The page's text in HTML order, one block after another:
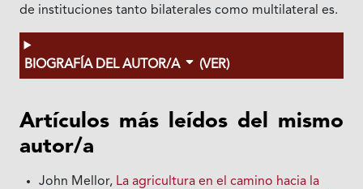
de instituciones tanto bilaterales como multilateral es.
BIOGRAFÍA DEL AUTOR/A (VER)
Artículos más leídos del mismo
autor/a
John Mellor, La agricultura en el camino hacia la